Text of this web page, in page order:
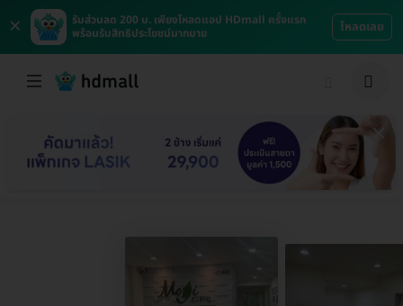
×
รับส่วนลด 200 บ. เพียงโหลดแอป HDmall ครั้งแรก
พร้อมรับสิทธิประโยชน์มากมาย
โหลดเลย